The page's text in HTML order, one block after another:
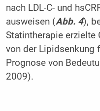
nach LDL-C- und
ausweisen (Abb. 4),
Statintherapie erzielte
von der Lipidsenkung
Prognose von
2009).